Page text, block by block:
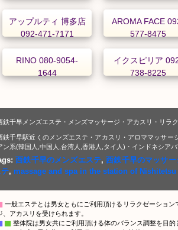
アップルティ 博多店
092-471-7171
AROMA FACE
577-8475
RINO 080-9054-
1644
イクスピリア
738-8225
鉄千早メンズエステ・メンズマッサージ・アカスリ・リラ
鉄千早駅近くのメンズエステ・アカスリ・アロママッサ
ン系(韓国人,中国人,台湾人,香港人,タイ人)・インドネシア
西鉄千早のメンズエステ,西鉄千早のマッサー
, massage and spa in the station of Nishitetsu
一般エステとは男女ともにご利用頂けるリラクゼーショ
、アカスリを受けられます。
▇ 整体院は男女共にご利用頂ける体のバランス調整を目的